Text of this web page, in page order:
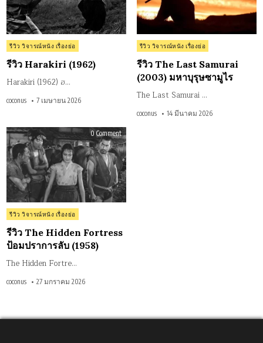
Posted
in
รีวิว วิจารณ์หนัง เรื่องย่อ
รีวิว Harakiri (1962)
Harakiri (1962) ฮ…
coconus 7 เมษายน 2026
ซา
Posted
in
รีวิว วิจารณ์หนัง เรื่องย่อ
รีวิว The Last Samurai
(2003) มหาบุรุษซามูไร
The Last Samurai …
coconus 14 มีนาคม 2026
0 Commenton
รีวิว
The
Hidden
Fortress
ป้อม
ปราการ
ลับ
(1958)
Posted
in
รีวิว วิจารณ์หนัง เรื่องย่อ
รีวิว The Hidden Fortress
ป้อมปราการลับ (1958)
The Hidden Fortre…
coconus 27 มกราคม 2026